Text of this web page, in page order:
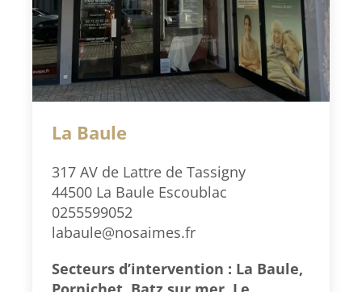
La Baule
317 AV de Lattre de Tassigny
44500 La Baule Escoublac
0255599052
labaule@nosaimes.fr
Secteurs d’intervention : La Baule,